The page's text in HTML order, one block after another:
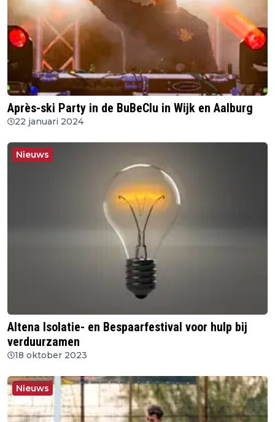
Après-ski Party in de BuBeClu in Wijk en Aalburg
22 januari 2024
Nieuws
Altena Isolatie- en Bespaarfestival voor hulp bij
verduurzamen
18 oktober 2023
Nieuws